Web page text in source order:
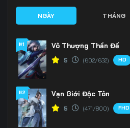
Tập 142
Tập 148 Tập 149
Tập 151
NGÀY THÁNG
#1 Vô Thượng Thần Đế
5 (602/632) HD
#2 Vạn Giới Độc Tôn
5 (471/800) FHD